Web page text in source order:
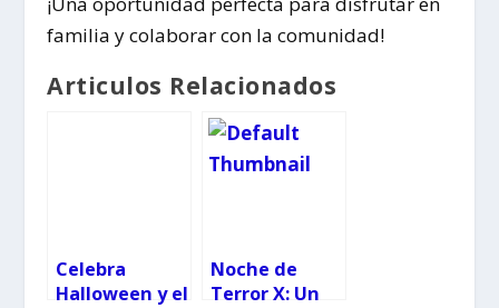
familia y colaborar con la comunidad!
Articulos Relacionados
Celebra
Halloween y el
Noche de
Terror X: Un